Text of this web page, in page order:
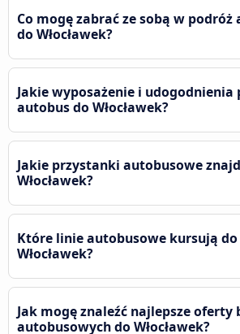
Co mogę zabrać ze sobą w podróż
do Włocławek?
Jakie wyposażenie i udogodnienia
autobus do Włocławek?
Jakie przystanki autobusowe
Włocławek?
Które linie autobusowe kursują do
Włocławek?
Jak mogę znaleźć najlepsze
autobusowych do Włocławek?